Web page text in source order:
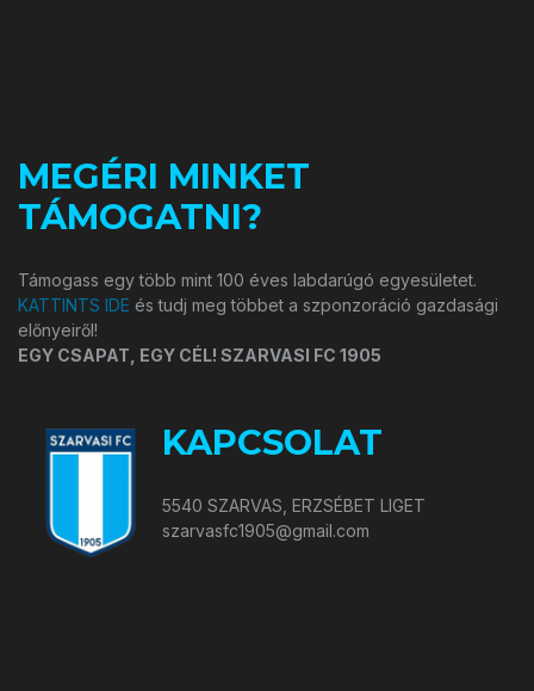
MEGÉRI MINKET
TÁMOGATNI?
Támogass egy több mint 100 éves labdarúgó egyesületet.
KATTINTS IDE és tudj meg többet a szponzoráció gazdasági
előnyeiről!
EGY CSAPAT, EGY CÉL! SZARVASI FC 1905
KAPCSOLAT
5540 SZARVAS, ERZSÉBET LIGET
szarvasfc1905@gmail.com